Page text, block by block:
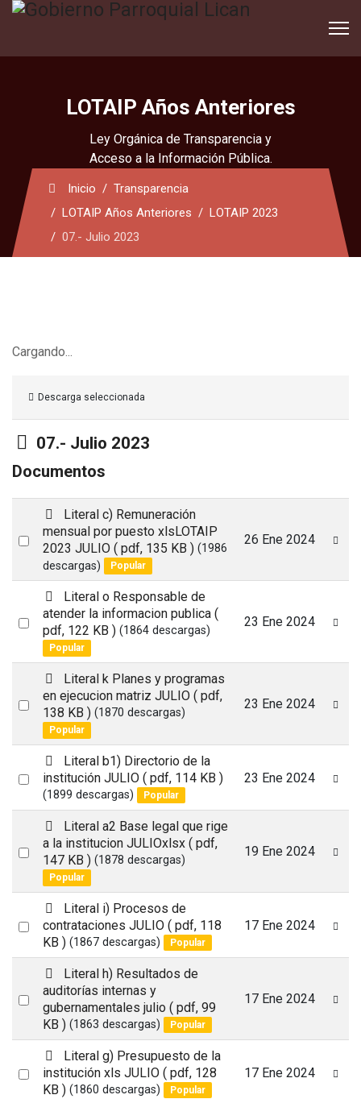
LOTAIP Años Anteriores
Ley Orgánica de Transparencia y
Acceso a la Información Pública.
Inicio
Transparencia
LOTAIP Años Anteriores
LOTAIP 2023
07.- Julio 2023
Cargando...
Descarga seleccionada
Carpeta
07.- Julio 2023
Documentos
Select
item
p
d
f
Literal c) Remuneración
mensual por puesto xlsLOTAIP
2023 JULIO ( pdf, 135 KB ) (1986
descargas)
Popular
26 Ene 2024
Select
item
p
d
f
Literal o Responsable de
atender la informacion publica (
pdf, 122 KB ) (1864 descargas)
Popular
23 Ene 2024
Select
item
p
d
f
Literal k Planes y programas
en ejecucion matriz JULIO ( pdf,
138 KB ) (1870 descargas)
Popular
23 Ene 2024
Select
p
d
f
Literal b1) Directorio de la
institución JULIO ( pdf, 114 KB )
(1899 descargas) Popular
23 Ene 2024
Select
item
p
d
f
Literal a2 Base legal que rige
a la institucion JULIOxlsx ( pdf,
147 KB ) (1878 descargas)
Popular
19 Ene 2024
Select
p
d
f
Literal i) Procesos de
contrataciones JULIO ( pdf, 118
KB ) (1867 descargas) Popular
17 Ene 2024
Select
item
p
d
f
Literal h) Resultados de
auditorías internas y
gubernamentales julio ( pdf, 99
KB ) (1863 descargas) Popular
17 Ene 2024
Select
p
d
f
Literal g) Presupuesto de la
institución xls JULIO ( pdf, 128
KB ) (1860 descargas) Popular
17 Ene 2024